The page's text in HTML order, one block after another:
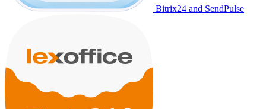
Bitrix24 and SendPulse